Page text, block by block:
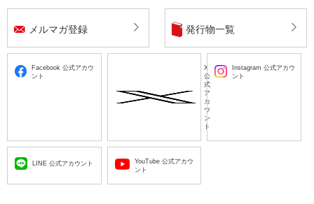
メルマガ登録 発行物一覧
Facebook 公式アカウ
ント
X
公
式
ア
カ
ウ
ン
ト
Instagram 公式アカウ
ント
LINE 公式アカウント
YouTube 公式アカウ
ント